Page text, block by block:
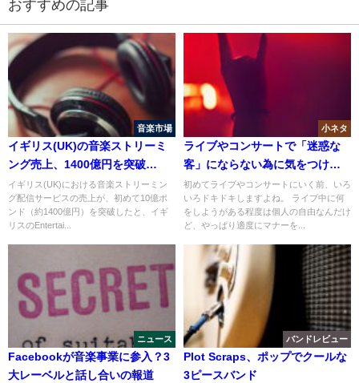
おすすめの記事
音楽市場
イギリス(UK)の音楽ストリーミ
ング売上、1400億円を突破
【2019年】
イギリス(UK)における音楽ストリーミン
グ配信サービスの売上が、初めて10億ポ
ンド（約1400億円）を突破したと、イギ
リスのEntertai...
小ネタ
ライブやコンサートで「迷惑な
客」にならない為に気をつけた
いこと
初めてライブやコンサートにいく前、いろ
いろドキドキしますよね。 ライブ中に何
をしようがある程度は個人の自由なんだけ
ど、やっぱり適度にマナーを...
ニュース
Facebookが音楽事業に参入？3
大レーベルと話し合いの報道
バンドレビュー
Plot Scraps、ポップでクールな
3ピースバンド